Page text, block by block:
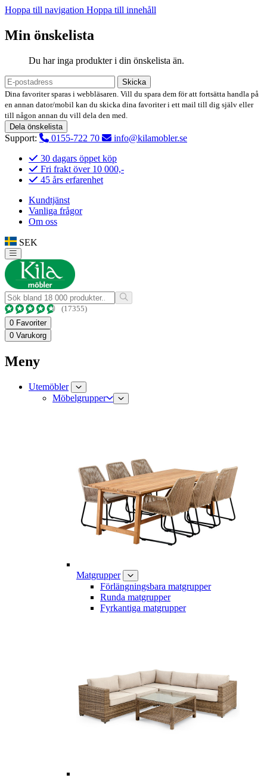
Hoppa till navigation Hoppa till innehåll
Min önskelista
Du har inga produkter i din önskelista än.
Skicka
Dina favoriter sparas i webbläsaren. Vill du spara dem för att fortsätta handla på
en annan dator/mobil kan du skicka dina favoriter i ett mail till dig själv eller
till någon annan du vill dela den med.
Dela önskelista
Support: 0155-722 70
info@kilamobler.se
30 dagars öppet köp
Fri frakt över 10 000,-
45 års erfarenhet
Kundtjänst
Vanliga frågor
Om oss
SEK
(17355)
0 Favoriter
0 Varukorg
Meny
Utemöbler
Möbelgrupper
Matgrupper
Förlängningsbara matgrupper
Runda matgrupper
Fyrkantiga matgrupper